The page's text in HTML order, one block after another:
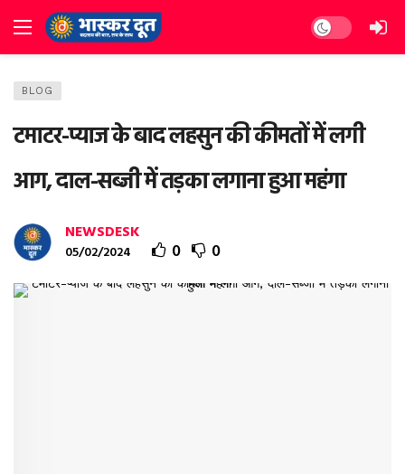
Dark mode
BLOG
टमाटर-प्‍याज के बाद लहसुन की कीमतों में लगी
आग, दाल-सब्‍जी में तड़का लगाना हुआ महंगा
NEWSDESK
05/02/2024 0 0